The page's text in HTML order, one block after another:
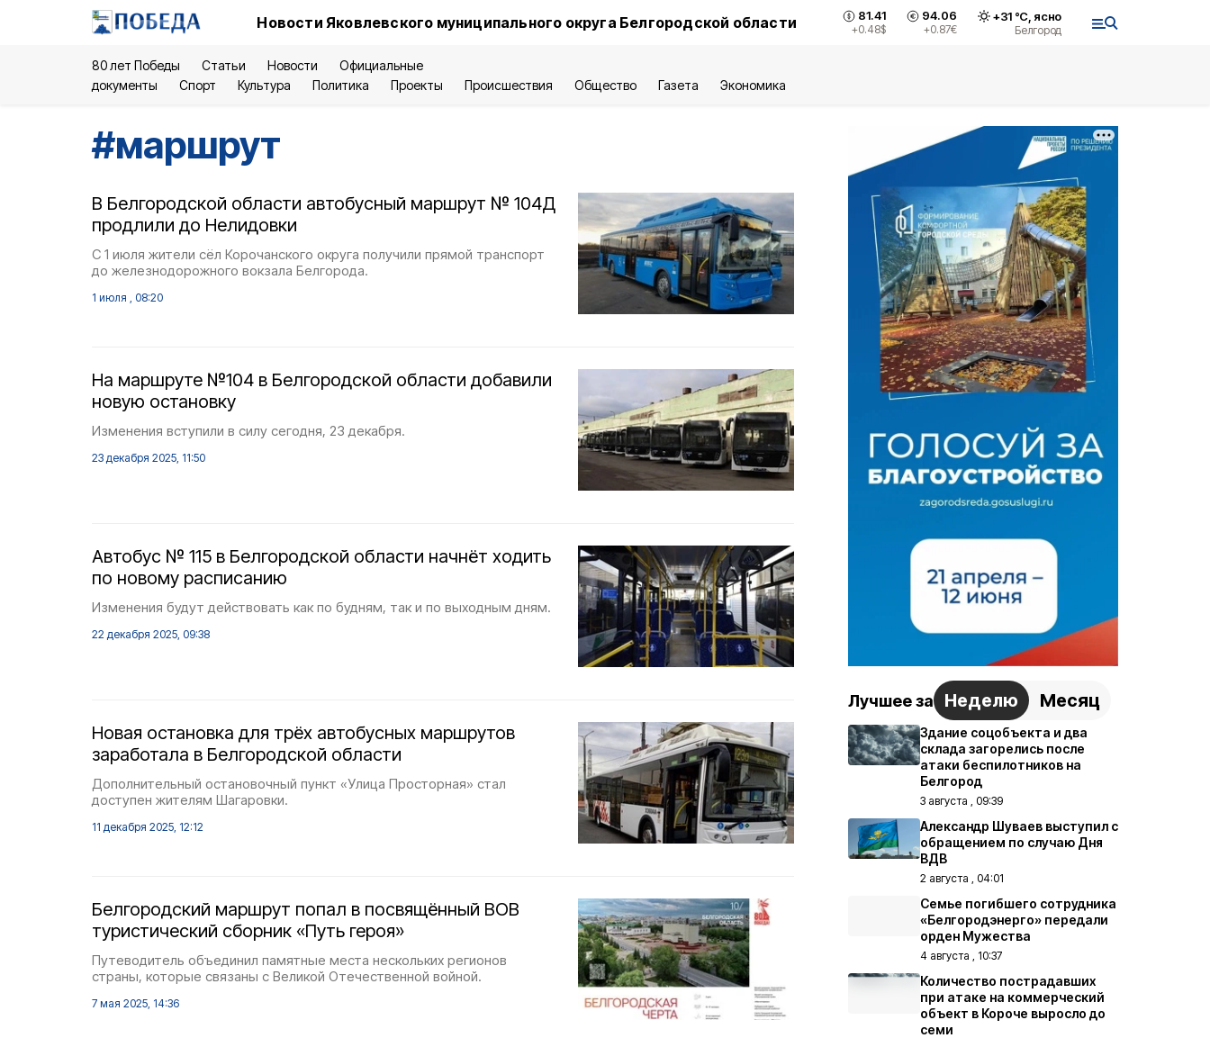
Новости Яковлевского муниципального округа Белгородской области 81.41
+0.48$
94.06
+0.87€
+31°С, ясно
Белгород
80 лет Победы Статьи Новости
Официальные
документы
Спорт Культура Политика Проекты Происшествия Общество Газета Экономика
#маршрут
В Белгородской области автобусный маршрут № 104Д
продлили до Нелидовки
С 1 июля жители сёл Корочанского округа получили прямой транспорт
до железнодорожного вокзала Белгорода.
1 июля , 08:20
На маршруте №104 в Белгородской области добавили
новую остановку
Изменения вступили в силу сегодня, 23 декабря.
23 декабря 2025, 11:50
Автобус № 115 в Белгородской области начнёт ходить
по новому расписанию
Изменения будут действовать как по будням, так и по выходным дням.
22 декабря 2025, 09:38
Новая остановка для трёх автобусных маршрутов
заработала в Белгородской области
Дополнительный остановочный пункт «Улица Просторная» стал
доступен жителям Шагаровки.
11 декабря 2025, 12:12
Белгородский маршрут попал в посвящённый ВОВ
туристический сборник «Путь героя»
Путеводитель объединил памятные места нескольких регионов
страны, которые связаны с Великой Отечественной войной.
7 мая 2025, 14:36
Лучшее за Неделю Месяц
Здание соцобъекта и два
склада загорелись после
атаки беспилотников на
Белгород
3 августа , 09:39
Александр Шуваев выступил с
обращением по случаю Дня
ВДВ
2 августа , 04:01
Семье погибшего сотрудника
«Белгородэнерго» передали
орден Мужества
4 августа , 10:37
Количество пострадавших
при атаке на коммерческий
объект в Короче выросло до
семи